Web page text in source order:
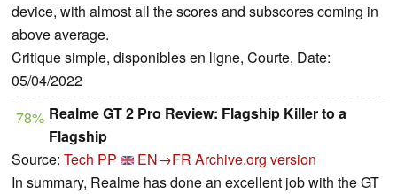
device, with almost all the scores and subscores coming in
above average.
Critique simple, disponibles en ligne, Courte, Date:
05/04/2022
78% Realme GT 2 Pro Review: Flagship Killer to a
Flagship
Source: Tech PP EN→FR Archive.org version
In summary, Realme has done an excellent job with the GT